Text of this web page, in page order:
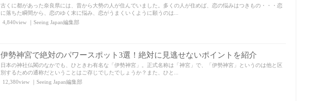
古くに都があった奈良県には、昔から大勢の人が住んでいました。多くの人が住めば、恋の悩みはつきもの・・・恋
に落ちた瞬間から、恋のゆく末に悩み、恋がうまくいくように願うのは...
4,840view
Seeing Japan編集部
伊勢神宮で絶対のパワースポット3選！絶対に見逃せないポイントを紹介
日本の神社仏閣のなかでも、ひときわ有名な「伊勢神宮」。正式名称は「神宮」で、「伊勢神宮」というのは他と区
別するための通称だということはご存じでしたでしょうか？また、ひと...
12,380view
Seeing Japan編集部